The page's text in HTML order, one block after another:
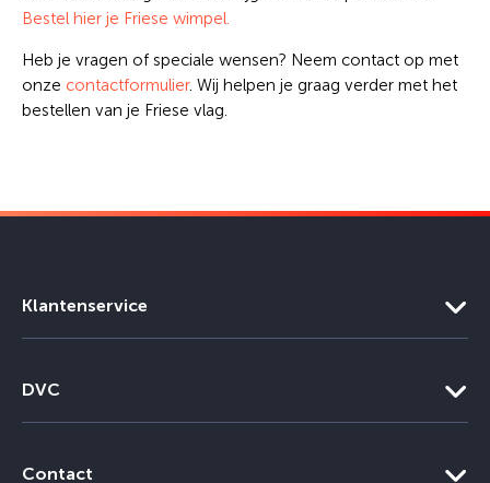
Bestel hier je Friese wimpel.
Heb je vragen of speciale wensen? Neem contact op met
onze contactformulier. Wij helpen je graag verder met het
bestellen van je Friese vlag.
Klantenservice
DVC
Contact